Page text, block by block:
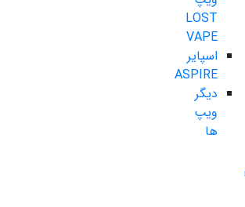
LOST
VAPE
اسپایر
ASPIRE
دیگر
ویپ
ها